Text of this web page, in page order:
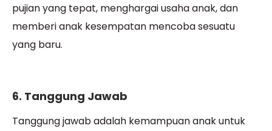
pujian yang tepat, menghargai usaha anak, dan
memberi anak kesempatan mencoba sesuatu
yang baru.
6. Tanggung Jawab
Tanggung jawab adalah kemampuan anak untuk